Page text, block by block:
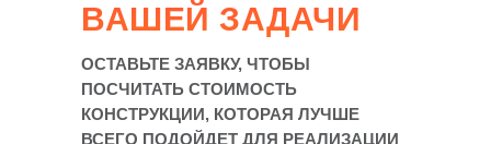
ВАШЕЙ ЗАДАЧИ
ОСТАВЬТЕ ЗАЯВКУ, ЧТОБЫ
ПОСЧИТАТЬ СТОИМОСТЬ
КОНСТРУКЦИИ, КОТОРАЯ ЛУЧШЕ
ВСЕГО ПОДОЙДЕТ ДЛЯ РЕАЛИЗАЦИИ